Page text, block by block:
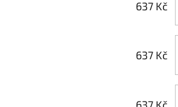
637 Kč
637 Kč
637 Kč